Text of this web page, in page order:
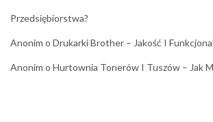
Przedsiębiorstwa?
Anonim o Drukarki Brother – Jakość I
Anonim o Hurtownia Tonerów I Tuszów – Jak